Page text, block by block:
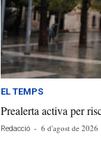
EL TEMPS
Prealerta activa per
Redacció - 6 d'agost de 2026